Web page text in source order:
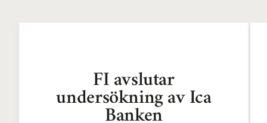
FI avslutar
undersökning av Ica
Banken